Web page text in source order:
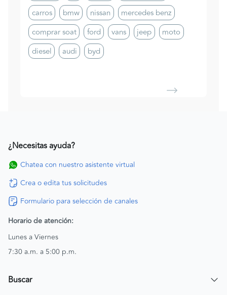
carros
bmw nissan
mercedes benz
comprar soat
ford vans jeep
moto
diesel
audi byd
¿Necesitas ayuda?
Chatea con nuestro asistente virtual
Crea o edita tus solicitudes
Formulario para selección de canales
Horario de atención:
Lunes a Viernes
7:30 a.m. a 5:00 p.m.
Buscar